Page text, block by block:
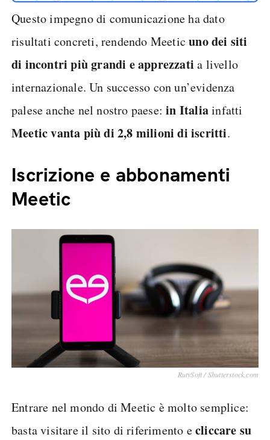
Questo impegno di comunicazione ha dato
risultati concreti, rendendo Meeticuno dei siti
di incontri più grandi e apprezzati a livello
internazionale. Un successo con un’evidenza
palese anche nel nostro paese:in Italiainfatti
Meetic vanta più di 2,8 milioni di iscritti.
Iscrizione e abbonamenti
Meetic
RutySoft / Shutterstock.com
Entrare nel mondo di Meetic è molto semplice:
basta visitare il sito di riferimento ecliccare su